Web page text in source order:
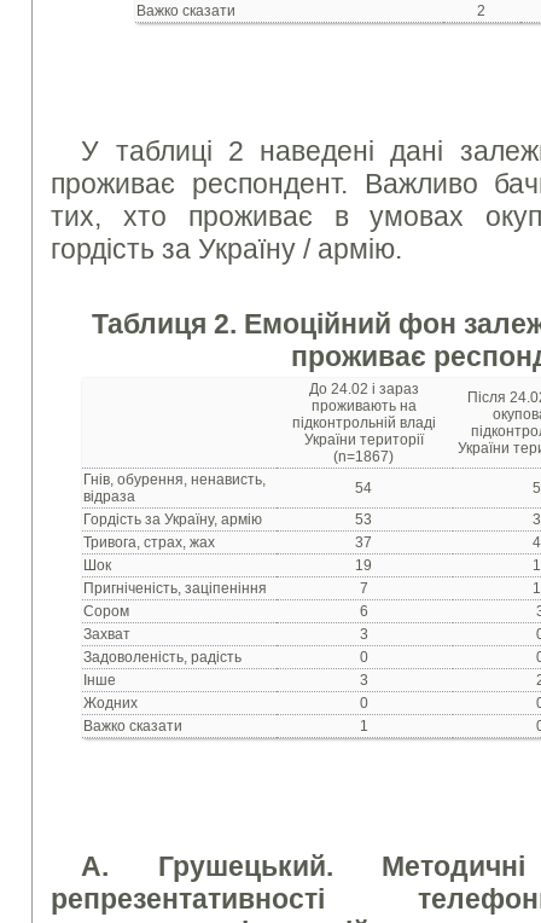
Важко сказати
2
У таблиці 2 наведені дані
проживає респондент. Важливо
тих, хто проживає в умовах
гордість за Україну / армію.
Таблиця 2. Емоційний фон
проживає
До 24.02 і зараз
проживають на
підконтрольній владі
України території
(n=1867)
Після
України
Гнів, обурення, ненависть,
відраза
54
Гордість за Україну, армію
53
Тривога, страх, жах
37
Шок
19
Пригніченість, заціпеніння
7
Сором
6
Захват
3
Задоволеність, радість
0
Інше
3
Жодних
0
Важко сказати
1
А. Грушецький.
репрезентативності